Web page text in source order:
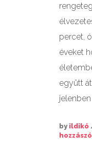
percet,
éveket
együtt
jelenben
by ildikó